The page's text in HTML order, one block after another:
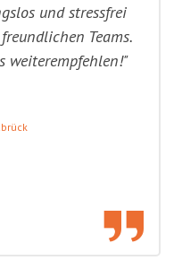
und stressfrei
Teams.
weiterempfehlen!"